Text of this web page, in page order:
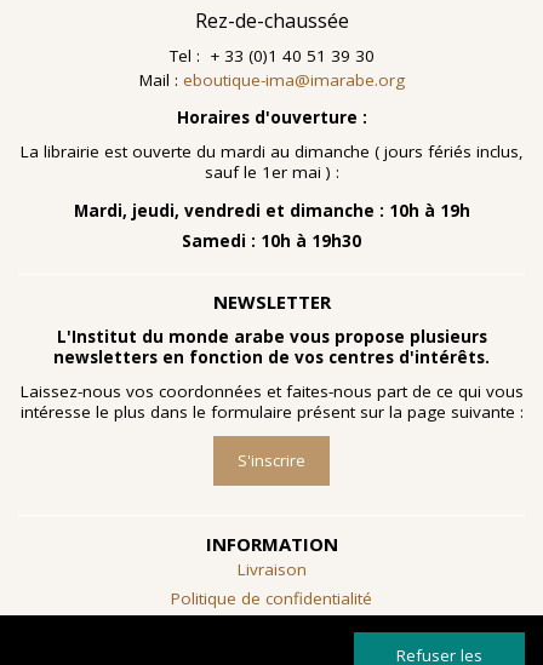
En 2021, le musée de l'IMA reçoit une généreuse donation
: un ensemble d'archives, de céramiques peintes et de
nombreuses planches dessinées à la gouache, exécutées
à la fin des année 1960 au cours d'ateliers de
menés à l'hôpital psychiatrique de Blida-
emblématique de Frantz Fanon.
Rez-de-chaussée
Tel : + 33 (0)1 40 51 39 30
Mail : eboutique-ima@imarabe.org
Horaires d'ouverture :
La librairie est ouverte du mardi au dimanche ( jours fériés inclus,
sauf le 1er mai ) :
Mardi, jeudi, vendredi et dimanche : 10h à 19h
Samedi : 10h à 19h30
NEWSLETTER
L'Institut du monde arabe vous propose plusieurs
newsletters en fonction de vos centres d'intérêts.
Laissez-nous vos coordonnées et faites-nous part de ce qui vous
intéresse le plus dans le formulaire présent sur la page suivante :
S'inscrire
INFORMATION
Livraison
Politique de confidentialité
Refuser les